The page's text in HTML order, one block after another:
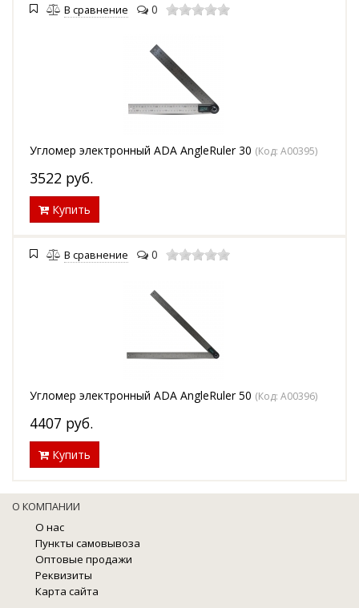
В сравнение 0
Угломер электронный ADA AngleRuler 30 (Код: А00395)
3522 руб.
Купить
В сравнение 0
Угломер электронный ADA AngleRuler 50 (Код: А00396)
4407 руб.
Купить
О КОМПАНИИ
О нас
Пункты самовывоза
Оптовые продажи
Реквизиты
Карта сайта